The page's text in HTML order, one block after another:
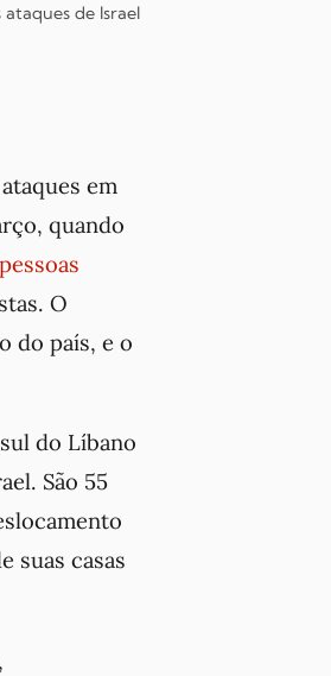
de Israel
em
quando
O
do país, e o
do Líbano
São 55
suas casas